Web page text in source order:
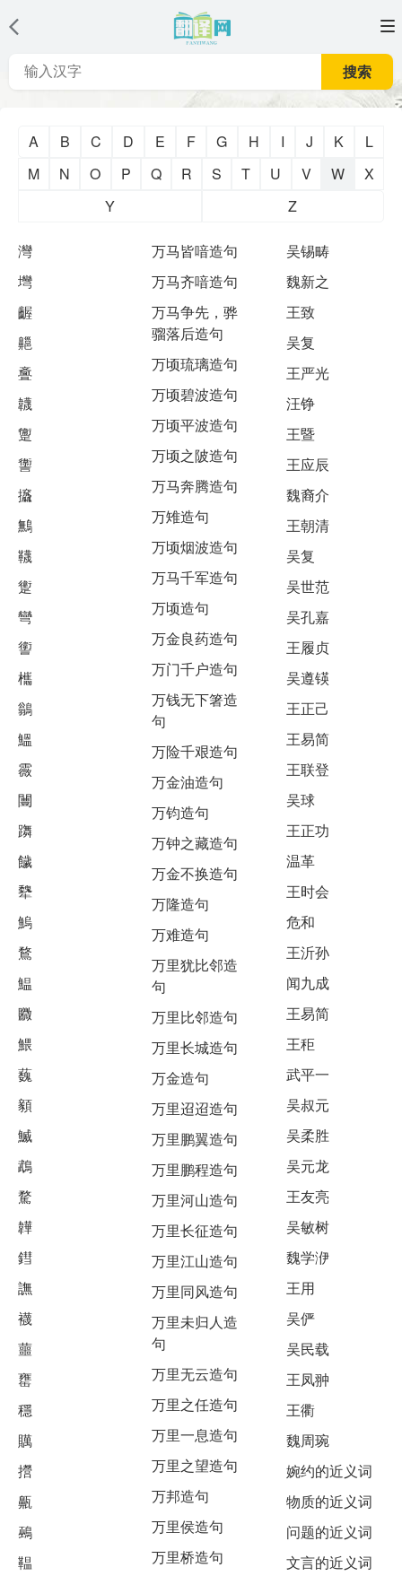
搜索
A B C D E F G H I J K
L
M
N O P Q R S T U V W
X
Y
Z
灣
壪
齷
齆
斖
韤
躛
讏
攨
鷡
韈
躗
彎
讆
欈
鶲
鰮
霺
闦
躌
饖
犩
鰞
鶩
鰛
覹
鰃
蘶
顡
鰄
鵡
騖
韡
鏏
譕
襪
蘁
罋
穩
贎
攚
齀
鵐
鞰
万马皆喑造句
万马齐喑造句
万马争先，骅
骝落后造句
万顷琉璃造句
万顷碧波造句
万顷平波造句
万顷之陂造句
万马奔腾造句
万雉造句
万顷烟波造句
万马千军造句
万顷造句
万金良药造句
万门千户造句
万钱无下箸造
句
万险千艰造句
万金油造句
万钧造句
万钟之藏造句
万金不换造句
万隆造句
万难造句
万里犹比邻造
句
万里比邻造句
万里长城造句
万金造句
万里迢迢造句
万里鹏翼造句
万里鹏程造句
万里河山造句
万里长征造句
万里江山造句
万里同风造句
万里未归人造
句
万里无云造句
万里之任造句
万里一息造句
万里之望造句
万邦造句
万里侯造句
万里桥造句
吴锡畴
魏新之
王致
吴复
王严光
汪铮
王暨
王应辰
魏裔介
王朝清
吴复
吴世范
吴孔嘉
王履贞
吴遵锳
王正己
王易简
王联登
吴球
王正功
温革
王时会
危和
王沂孙
闻九成
王易简
王秬
武平一
吴叔元
吴柔胜
吴元龙
王友亮
吴敏树
魏学洢
王用
吴俨
吴民载
王凤翀
王衢
魏周琬
婉约的近义词
物质的近义词
问题的近义词
文言的近义词